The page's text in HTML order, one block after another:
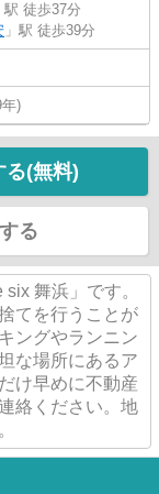
駅 徒歩37分
」駅 徒歩39分
)
る(無料)
る
舞浜」です。
てを行うことが
ングやランニン
な場所にあるア
け早めに不動産
絡ください。地